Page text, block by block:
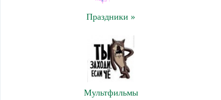
Праздники »
Мультфильмы